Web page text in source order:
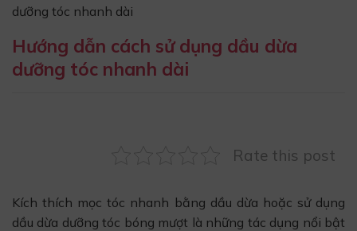
dưỡng tóc nhanh dài
Hướng dẫn cách sử dụng dầu dừa
dưỡng tóc nhanh dài
Rate this post
Kích thích mọc tóc nhanh bằng dầu dừa hoặc sử dụng
dầu dừa dưỡng tóc bóng mượt là những tác dụng nổi bật